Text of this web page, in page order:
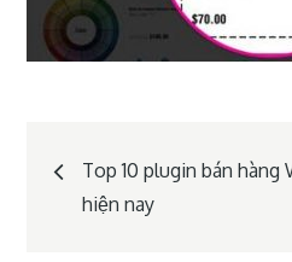
Post
navigation
Top 10 plugin bán
hiện nay